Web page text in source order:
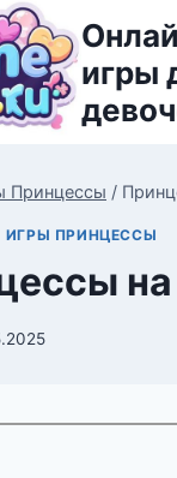
игры
Принцессы /
ИГРЫ ПРИНЦЕССЫ
на